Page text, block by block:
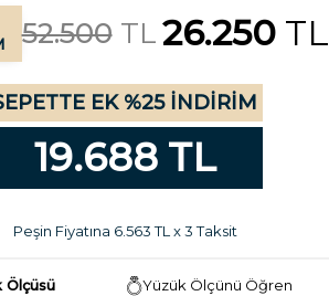
52.500TL26.250TL
EK %25 İNDİRİM
19.688 TL
Peşin Fiyatına 6.563 TL x 3 Taksit
Ölçüsü Yüzük Ölçünü Öğren